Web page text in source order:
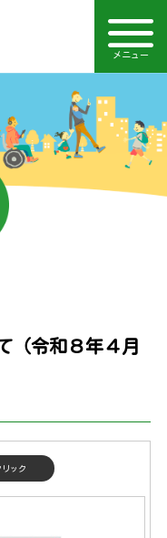
メニュー
視覚）
高次脳）
発達）
ンター
業団
すさ調整
（令和８年４月
リック